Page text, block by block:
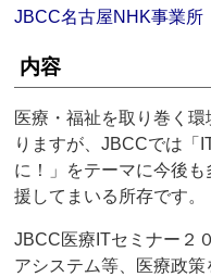
JBCC名古屋NHK事業所
内容
医療・福祉を取り巻く
りますが、JBCCでは「
に！」をテーマに今後
援してまいる所存です。
JBCC医療ITセミナー２
アシステム等、医療政